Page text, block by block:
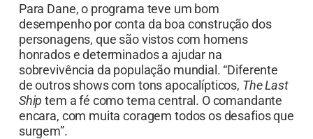
Para Dane, o programa teve um bom
desempenho por conta da boa construção dos
personagens, que são vistos com homens
honrados e determinados a ajudar na
sobrevivência da população mundial. “Diferente
de outros shows com tons apocalípticos, The Last
Ship tem a fé como tema central. O comandante
encara, com muita coragem todos os desafios que
surgem”.